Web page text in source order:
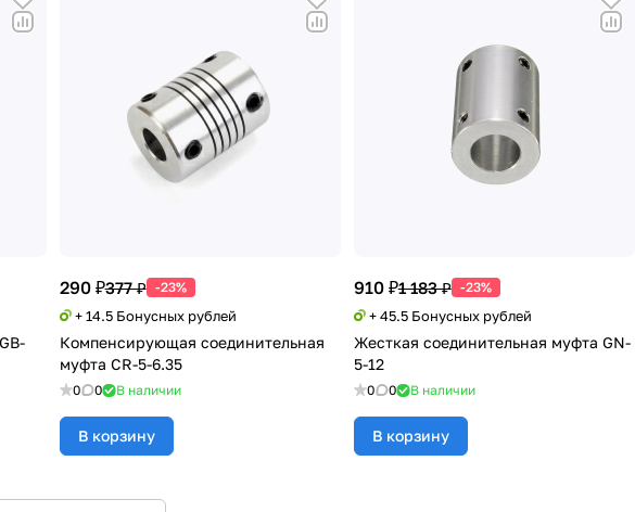
290 ₽377 ₽ -23%
+ 14.5 Бонусных рублей
Компенсирующая соединительная
муфта CR-5-6.35
0 0 В наличии
В корзину
910 ₽1 183 ₽ -23%
+ 45.5 Бонусных рублей
Жесткая соединительная муфта GN-
5-12
0 0 В наличии
В корзину